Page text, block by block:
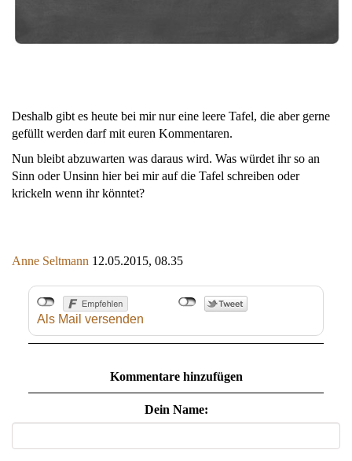
Deshalb gibt es heute bei mir nur eine leere Tafel, die aber gerne
gefüllt werden darf mit euren Kommentaren.
Nun bleibt abzuwarten was daraus wird. Was würdet ihr so an
Sinn oder Unsinn hier bei mir auf die Tafel schreiben oder
krickeln wenn ihr könntet?
Anne Seltmann 12.05.2015, 08.35
Als Mail versenden
Kommentare hinzufügen
Dein Name: